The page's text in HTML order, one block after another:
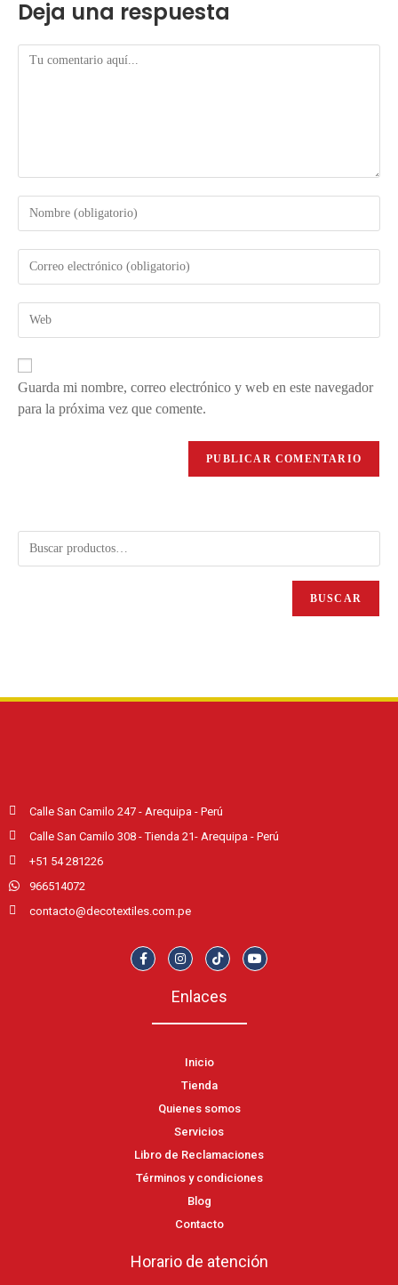
Deja una respuesta
Guarda mi nombre, correo electrónico y web en este navegador
para la próxima vez que comente.
BUSCAR
Calle San Camilo 247 - Arequipa - Perú
Calle San Camilo 308 - Tienda 21- Arequipa - Perú
+51 54 281226
966514072
contacto@decotextiles.com.pe
Enlaces
Inicio
Tienda
Quienes somos
Servicios
Libro de Reclamaciones
Términos y condiciones
Blog
Contacto
Horario de atención